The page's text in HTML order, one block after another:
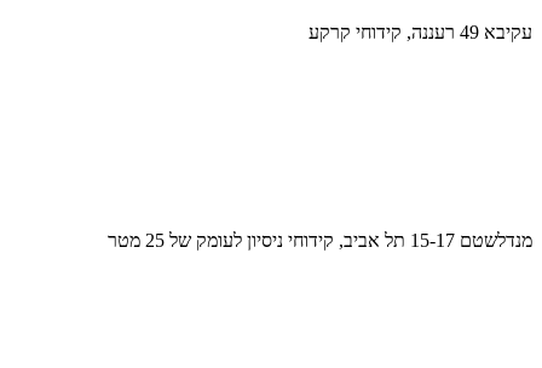
עקיבא 49 רעננה, קידוחי קרקע
מנדלשטם 15-17 תל אביב, קידוחי ניסיון לעומק של 25 מטר